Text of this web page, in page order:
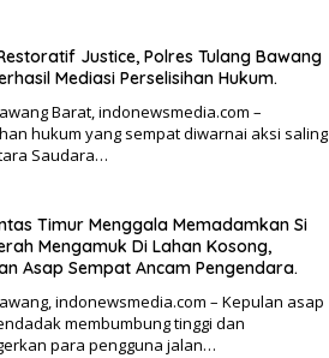
Justice, Polres Tulang Bawang
Mediasi Perselisihan Hukum.
Barat, indonewsmedia.com –
hukum yang sempat diwarnai aksi saling
Saudara…
Timur Menggala Memadamkan Si
Mengamuk Di Lahan Kosong,
Asap Sempat Ancam Pengendara.
indonewsmedia.com – Kepulan asap
membumbung tinggi dan
para pengguna jalan…